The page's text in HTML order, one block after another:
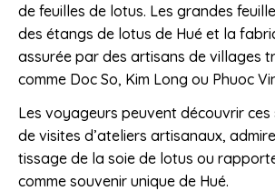
de feuilles de lotus. Les grandes
des étangs de lotus de Hué et la
assurée par des artisans de villages
comme Doc So, Kim Long ou Phuoc
Les voyageurs peuvent découvrir
de visites d’ateliers artisanaux,
tissage de la soie de lotus ou
comme souvenir unique de Hué.